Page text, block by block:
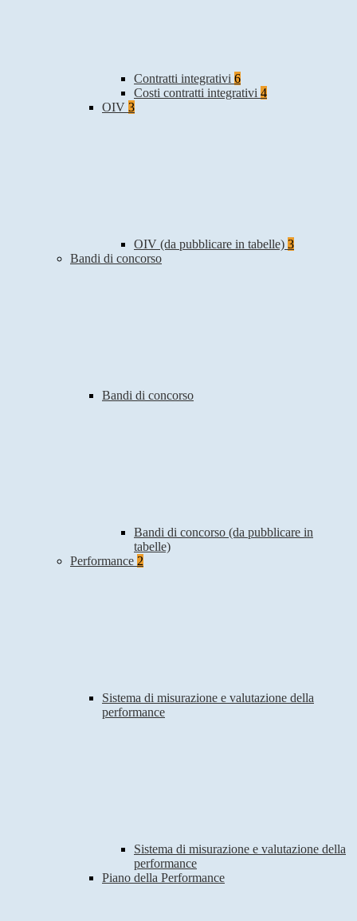
Contratti integrativi 6
Costi contratti integrativi 4
OIV 3
OIV (da pubblicare in tabelle) 3
Bandi di concorso
Bandi di concorso
Bandi di concorso (da pubblicare in
tabelle)
Performance 2
Sistema di misurazione e valutazione della
performance
Sistema di misurazione e valutazione della
performance
Piano della Performance